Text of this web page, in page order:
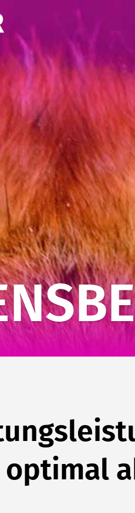
optimal